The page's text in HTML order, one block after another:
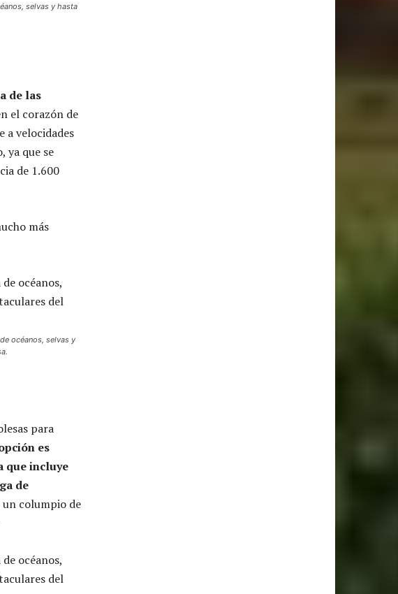
selvas y hasta
de las
el corazón de
a velocidades
ya que se
de 1.600
más
océanos, selvas y
para
es
que incluye
de
columpio de